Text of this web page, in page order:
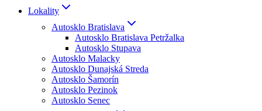
Lokality
Autosklo Bratislava
Autosklo Bratislava Petržalka
Autosklo Stupava
Autosklo Malacky
Autosklo Dunajská Streda
Autosklo Šamorín
Autosklo Pezinok
Autosklo Senec